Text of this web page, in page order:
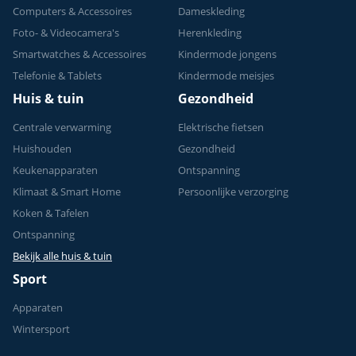
Computers & Accessoires
Foto- & Videocamera's
Smartwatches & Accessoires
Telefonie & Tablets
Dameskleding
Herenkleding
Kindermode jongens
Kindermode meisjes
Huis & tuin
Centrale verwarming
Huishouden
Keukenapparaten
Klimaat & Smart Home
Koken & Tafelen
Ontspanning
Bekijk alle huis & tuin
Gezondheid
Elektrische fietsen
Gezondheid
Ontspanning
Persoonlijke verzorging
Sport
Apparaten
Wintersport